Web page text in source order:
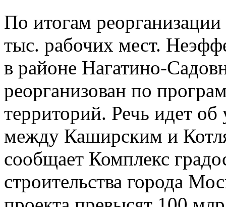
По итогам
тыс. рабочих мест.
в районе Нагатино-
реорганизован по
территорий. Речь идет
между Каширским и
сообщает Комплекс
строительства города